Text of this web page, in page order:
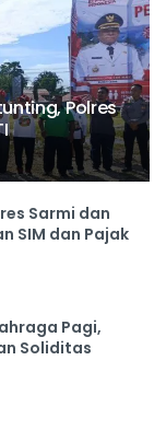
Polres
Sarmi dan
SIM dan Pajak
Pagi,
Soliditas